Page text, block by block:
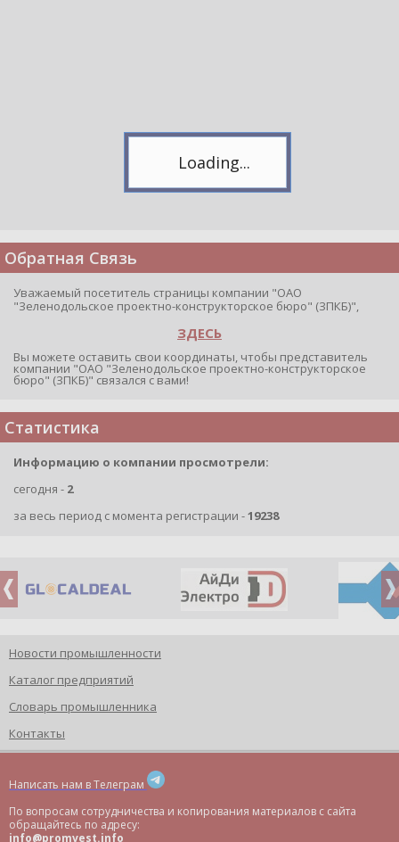
Обратная Связь
Уважаемый посетитель страницы компании "ОАО
"Зеленодольское проектно-конструкторское бюро" (ЗПКБ)",
ЗДЕСЬ
Вы можете оставить свои координаты, чтобы представитель
компании "ОАО "Зеленодольское проектно-конструкторское
бюро" (ЗПКБ)" связался с вами!
Статистика
Информацию о компании просмотрели:
сегодня - 2
за весь период с момента регистрации -19238
Новости промышленности
Каталог предприятий
Словарь промышленника
Контакты
Написать нам в Телеграм
По вопросам сотрудничества и копирования материалов с сайта
обращайтесь по адресу:
info@promvest.info